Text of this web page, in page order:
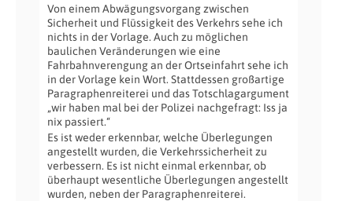
Von einem Abwägungsvorgang zwischen
Sicherheit und Flüssigkeit des Verkehrs sehe ich
nichts in der Vorlage. Auch zu möglichen
baulichen Veränderungen wie eine
Fahrbahnverengung an der Ortseinfahrt sehe ich
in der Vorlage kein Wort. Stattdessen großartige
Paragraphenreiterei und das Totschlagargument
„wir haben mal bei der Polizei nachgefragt: Iss ja
nix passiert.“
Es ist weder erkennbar, welche Überlegungen
angestellt wurden, die Verkehrssicherheit zu
verbessern. Es ist nicht einmal erkennbar, ob
überhaupt wesentliche Überlegungen angestellt
wurden, neben der Paragraphenreiterei.